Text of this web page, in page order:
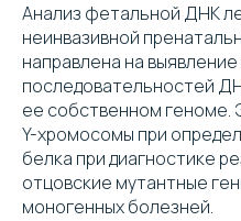
Анализ фетальной ДНК
неинвазивной
направлена на
последовательностей
ее собственном геноме.
Y-хромосомы при
белка при диагностике
отцовские мутантные
моногенных болезней.